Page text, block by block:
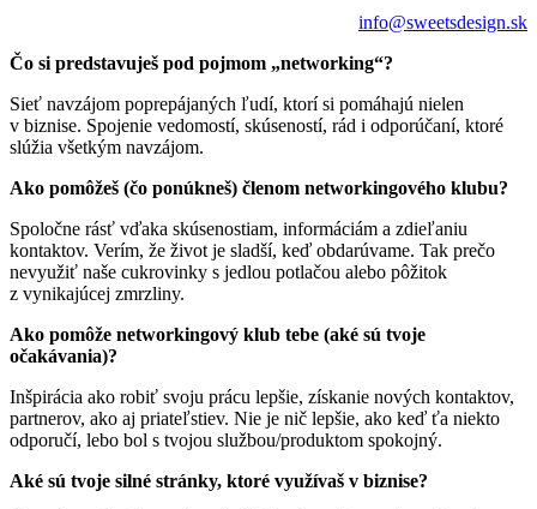
info@sweetsdesign.sk
Čo si predstavuješ pod pojmom „networking“?
Sieť navzájom poprepájaných ľudí, ktorí si pomáhajú nielen
v biznise. Spojenie vedomostí, skúseností, rád i odporúčaní, ktoré
slúžia všetkým navzájom.
Ako pomôžeš (čo ponúkneš) členom networkingového klubu?
Spoločne rásť vďaka skúsenostiam, informáciám a zdieľaniu
kontaktov. Verím, že život je sladší, keď obdarúvame. Tak prečo
nevyužiť naše cukrovinky s jedlou potlačou alebo pôžitok
z vynikajúcej zmrzliny.
Ako pomôže networkingový klub tebe (aké sú tvoje
očakávania)?
Inšpirácia ako robiť svoju prácu lepšie, získanie nových kontaktov,
partnerov, ako aj priateľstiev. Nie je nič lepšie, ako keď ťa niekto
odporučí, lebo bol s tvojou službou/produktom spokojný.
Aké sú tvoje silné stránky, ktoré využívaš v biznise?